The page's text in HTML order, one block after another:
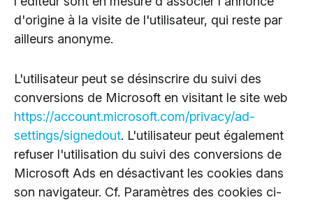
d'origine à la visite de l'utilisateur, qui reste par
ailleurs anonyme.
L'utilisateur peut se désinscrire du suivi des
conversions de Microsoft en visitant le site web
https://account.microsoft.com/privacy/ad-
settings/signedout. L'utilisateur peut également
refuser l'utilisation du suivi des conversions de
Microsoft Ads en désactivant les cookies dans
son navigateur. Cf. Paramètres des cookies ci-